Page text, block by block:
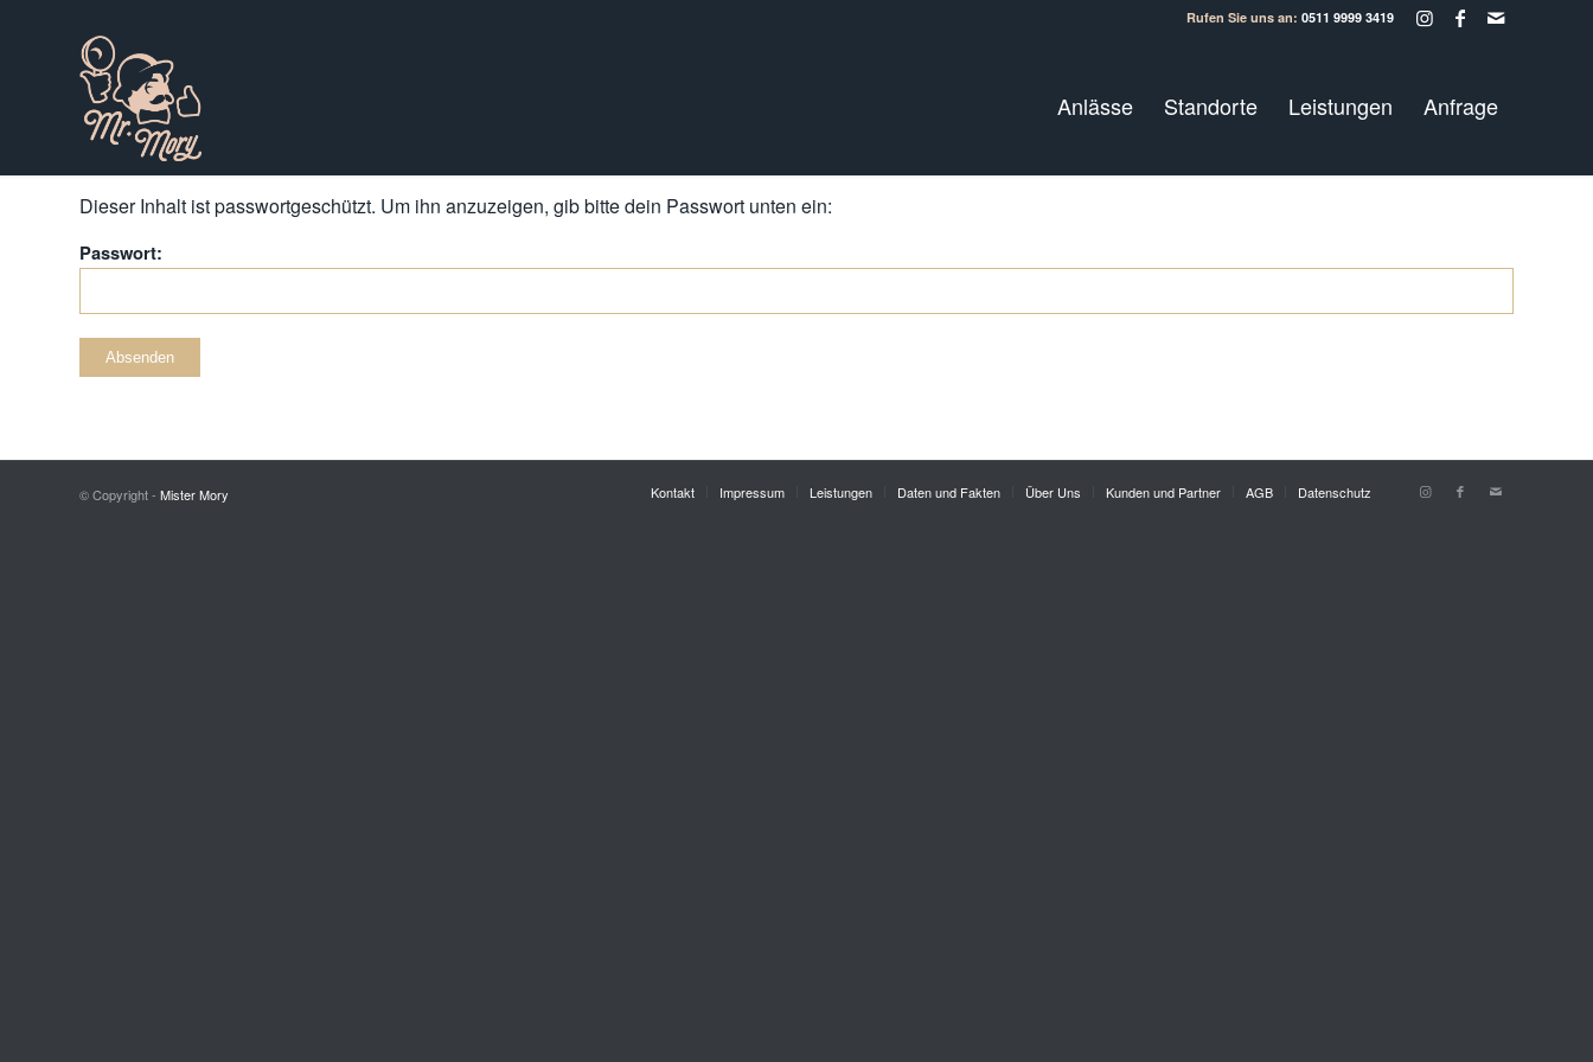
Rufen Sie uns an: 0511 9999 3419
Anlässe Standorte Leistungen Anfrage
Dieser Inhalt ist passwortgeschützt. Um ihn anzuzeigen, gib bitte dein Passwort unten ein:
Passwort:
© Copyright - Mister Mory Kontakt Impressum Leistungen Daten und Fakten Über Uns Kunden und Partner AGB Datenschutz